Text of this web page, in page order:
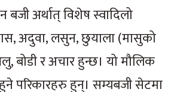
बजी अर्थात् विशेष स्वादिलो
अदुवा, लसुन, छुयाला (मासुको
बोडी र अचार हुन्छ। यो मौलिक
परिकारहरु हुन्। सम्यबजी सेटमा